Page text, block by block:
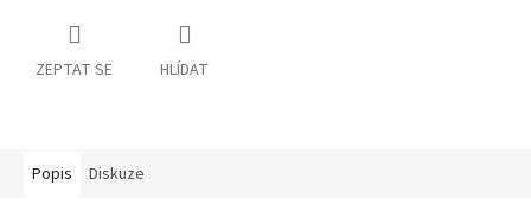
ZEPTAT SE HLÍDAT
Popis Diskuze